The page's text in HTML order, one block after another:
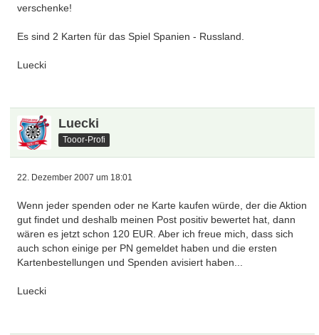
verschenke!
Es sind 2 Karten für das Spiel Spanien - Russland.
Luecki
Luecki
Tooor-Profi
22. Dezember 2007 um 18:01
Wenn jeder spenden oder ne Karte kaufen würde, der die Aktion
gut findet und deshalb meinen Post positiv bewertet hat, dann
wären es jetzt schon 120 EUR. Aber ich freue mich, dass sich
auch schon einige per PN gemeldet haben und die ersten
Kartenbestellungen und Spenden avisiert haben...
Luecki